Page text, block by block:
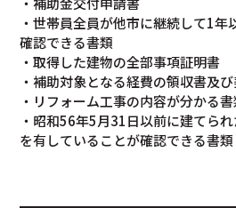
・世帯員全員が他市に継続して1
確認できる書類
・取得した建物の全部事項証明書
・補助対象となる経費の領収書及
・リフォーム工事の内容が分かる書
・昭和56年5月31日以前に建てら
を有していることが確認できる書類